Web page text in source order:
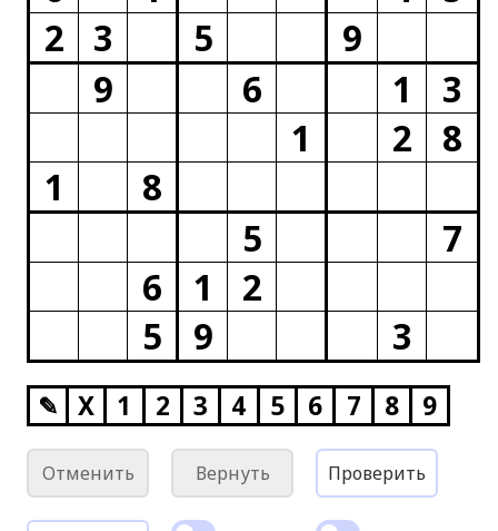
2
3 5
9
9
6 1
3
1
2
8
1
8
5
7
6
1
2
5
9 3
✎ X 1 2 3 4 5 6 7 8 9
Отменить Вернуть Проверить